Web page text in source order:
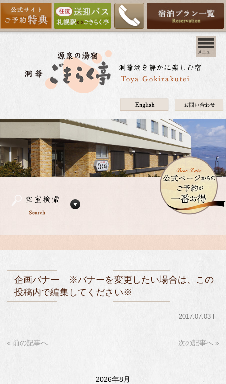
企画バナー ※バナーを変更したい場合は、この
投稿内で編集してください※
2017.07.03 l
« 前の記事へ 次の記事へ »
2026年8月